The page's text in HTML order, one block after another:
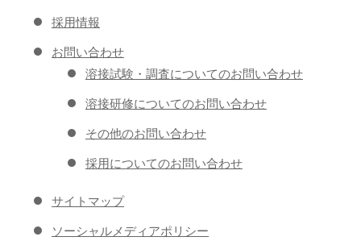
採用情報
お問い合わせ
溶接試験・調査についてのお問い合わせ
溶接研修についてのお問い合わせ
その他のお問い合わせ
採用についてのお問い合わせ
サイトマップ
ソーシャルメディアポリシー